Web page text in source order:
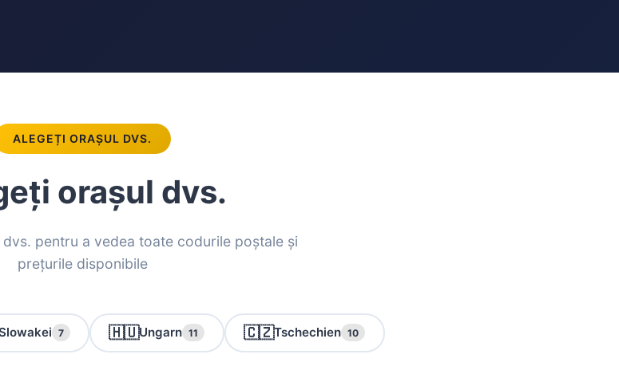
ALEGEȚI ORAȘUL DVS.
orașul dvs.
pentru a vedea toate codurile poștale și
prețurile disponibile
7 🇭🇺Ungarn 11 🇨🇿Tschechien 10